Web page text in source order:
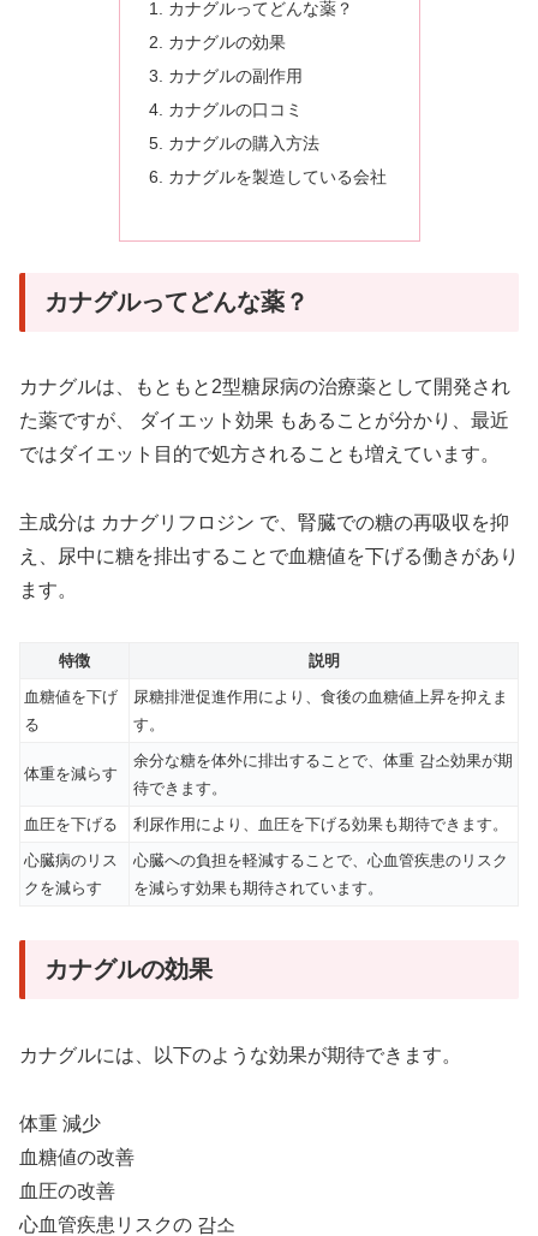
カナグルってどんな薬？
カナグルの効果
カナグルの副作用
カナグルの口コミ
カナグルの購入方法
カナグルを製造している会社
カナグルってどんな薬？
カナグルは、もともと2型糖尿病の治療薬として開発され
た薬ですが、 ダイエット効果 もあることが分かり、最近
ではダイエット目的で処方されることも増えています。
主成分は カナグリフロジン で、腎臓での糖の再吸収を抑
え、尿中に糖を排出することで血糖値を下げる働きがあり
ます。
特徴
説明
血糖値を下げ
る
尿糖排泄促進作用により、食後の血糖値上昇を抑えま
す。
体重を減らす
余分な糖を体外に排出することで、体重 감소効果が期
待できます。
血圧を下げる
利尿作用により、血圧を下げる効果も期待できます。
心臓病のリス
クを減らす
心臓への負担を軽減することで、心血管疾患のリスク
を減らす効果も期待されています。
カナグルの効果
カナグルには、以下のような効果が期待できます。
体重 減少
血糖値の改善
血圧の改善
心血管疾患リスクの 감소